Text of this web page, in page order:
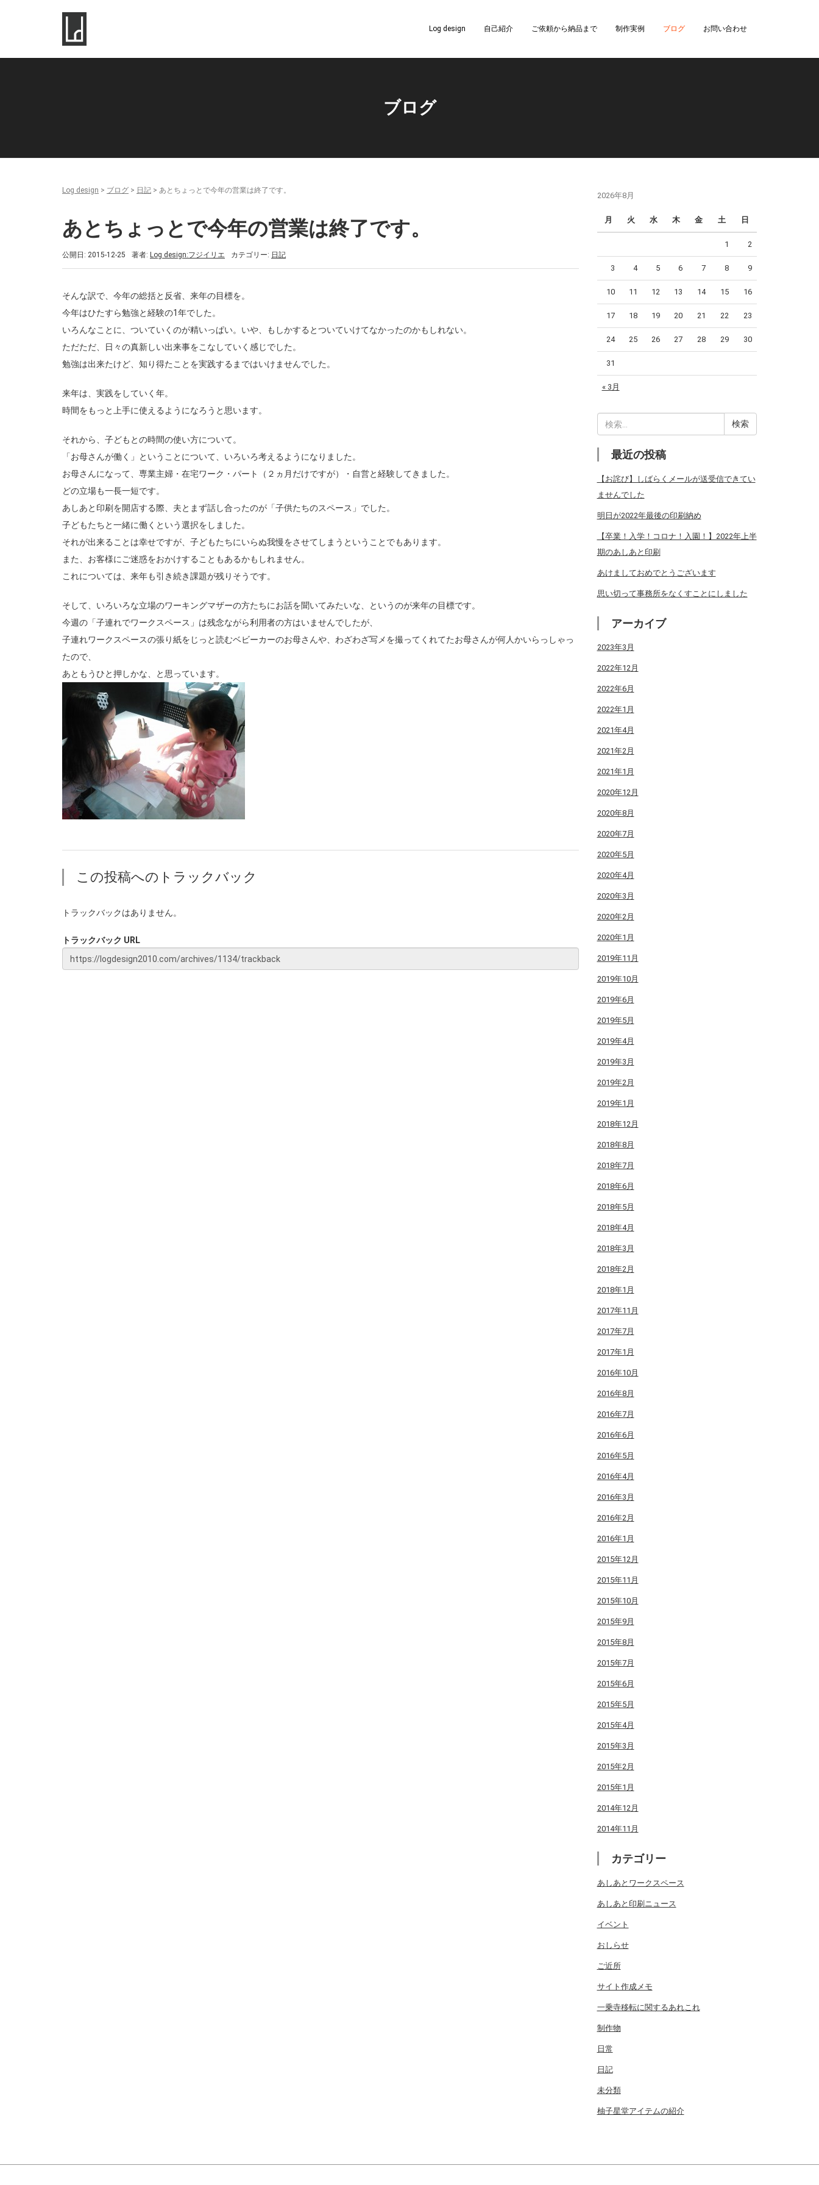
Log design 自己紹介 ご依頼から納品まで 制作実例 ブログ お問い合わせ
ブログ
Log design > ブログ > 日記 > あとちょっとで今年の営業は終了です。
あとちょっとで今年の営業は終了です。
公開日: 2015-12-25 著者: Log design:フジイリエ カテゴリー: 日記
そんな訳で、今年の総括と反省、来年の目標を。
今年はひたすら勉強と経験の1年でした。
いろんなことに、ついていくのが精いっぱい。いや、もしかするとついていけてなかったのかもしれない。
ただただ、日々の真新しい出来事をこなしていく感じでした。
勉強は出来たけど、知り得たことを実践するまではいけませんでした。
来年は、実践をしていく年。
時間をもっと上手に使えるようになろうと思います。
それから、子どもとの時間の使い方について。
「お母さんが働く」ということについて、いろいろ考えるようになりました。
お母さんになって、専業主婦・在宅ワーク・パート（２ヵ月だけですが）・自営と経験してきました。
どの立場も一長一短です。
あしあと印刷を開店する際、夫とまず話し合ったのが「子供たちのスペース」でした。
子どもたちと一緒に働くという選択をしました。
それが出来ることは幸せですが、子どもたちにいらぬ我慢をさせてしまうということでもあります。
また、お客様にご迷惑をおかけすることもあるかもしれません。
これについては、来年も引き続き課題が残りそうです。
そして、いろいろな立場のワーキングマザーの方たちにお話を聞いてみたいな、というのが来年の目標です。
今週の「子連れでワークスペース」は残念ながら利用者の方はいませんでしたが、
子連れワークスペースの張り紙をじっと読むベビーカーのお母さんや、わざわざ写メを撮ってくれてたお母さんが何人かいらっしゃっ
たので、
あともうひと押しかな、と思っています。
この投稿へのトラックバック
トラックバックはありません。
トラックバック URL
2026年8月
月 火 水 木 金 土 日
« 3月
1 2
3 4 5 6 7 8 9
10 11 12 13 14 15 16
17 18 19 20 21 22 23
24 25 26 27 28 29 30
31
索:
最近の投稿
【お詫び】しばらくメールが送受信できてい
ませんでした
明日が2022年最後の印刷納め
【卒業！入学！コロナ！入園！】2022年上半
期のあしあと印刷
あけましておめでとうございます
思い切って事務所をなくすことにしました
アーカイブ
2023年3月
2022年12月
2022年6月
2022年1月
2021年4月
2021年2月
2021年1月
2020年12月
2020年8月
2020年7月
2020年5月
2020年4月
2020年3月
2020年2月
2020年1月
2019年11月
2019年10月
2019年6月
2019年5月
2019年4月
2019年3月
2019年2月
2019年1月
2018年12月
2018年8月
2018年7月
2018年6月
2018年5月
2018年4月
2018年3月
2018年2月
2018年1月
2017年11月
2017年7月
2017年1月
2016年10月
2016年8月
2016年7月
2016年6月
2016年5月
2016年4月
2016年3月
2016年2月
2016年1月
2015年12月
2015年11月
2015年10月
2015年9月
2015年8月
2015年7月
2015年6月
2015年5月
2015年4月
2015年3月
2015年2月
2015年1月
2014年12月
2014年11月
カテゴリー
あしあとワークスペース
あしあと印刷ニュース
イベント
おしらせ
ご近所
サイト作成メモ
一乗寺移転に関するあれこれ
制作物
日常
日記
未分類
柚子星堂アイテムの紹介